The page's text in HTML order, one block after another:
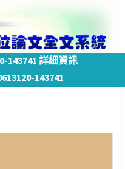
143741 詳細資訊
143741